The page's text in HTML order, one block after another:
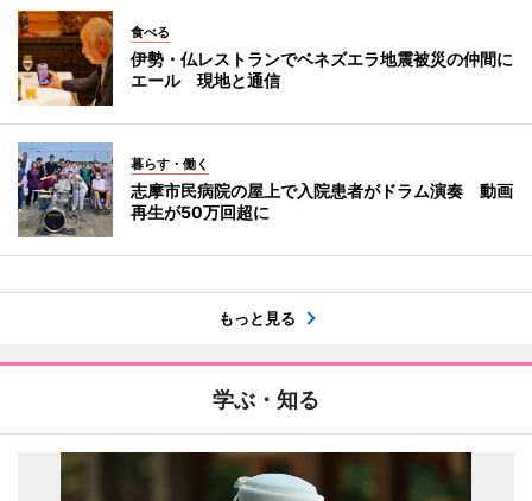
食べる
伊勢・仏レストランでベネズエラ地震被災の仲間に
エール 現地と通信
暮らす・働く
志摩市民病院の屋上で入院患者がドラム演奏 動画
再生が50万回超に
もっと見る
学ぶ・知る